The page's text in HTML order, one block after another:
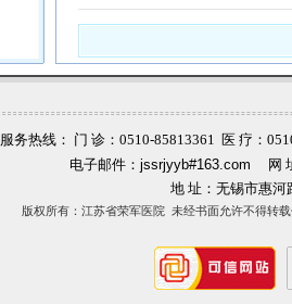
服务热线： 门 诊：0510-85813361 医 疗：
电子邮件： jssrjyyb#163.com
网
地 址：无锡市惠河
版权所有：江苏省荣军医院 未经书面允许不得转